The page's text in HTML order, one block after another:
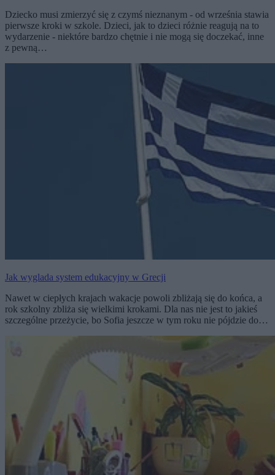
Dziecko musi zmierzyć się z czymś nieznanym - od września stawia
pierwsze kroki w szkole. Dzieci, jak to dzieci różnie reagują na to
wydarzenie - niektóre bardzo chętnie i nie mogą się doczekać, inne
z pewną…
Jak wyglada system edukacyjny w Grecji
Nawet w ciepłych krajach wakacje powoli zbliżają się do końca, a
rok szkolny zbliża się wielkimi krokami. Dla nas nie jest to jakieś
szczególne przeżycie, bo Sofia jeszcze w tym roku nie pójdzie do…